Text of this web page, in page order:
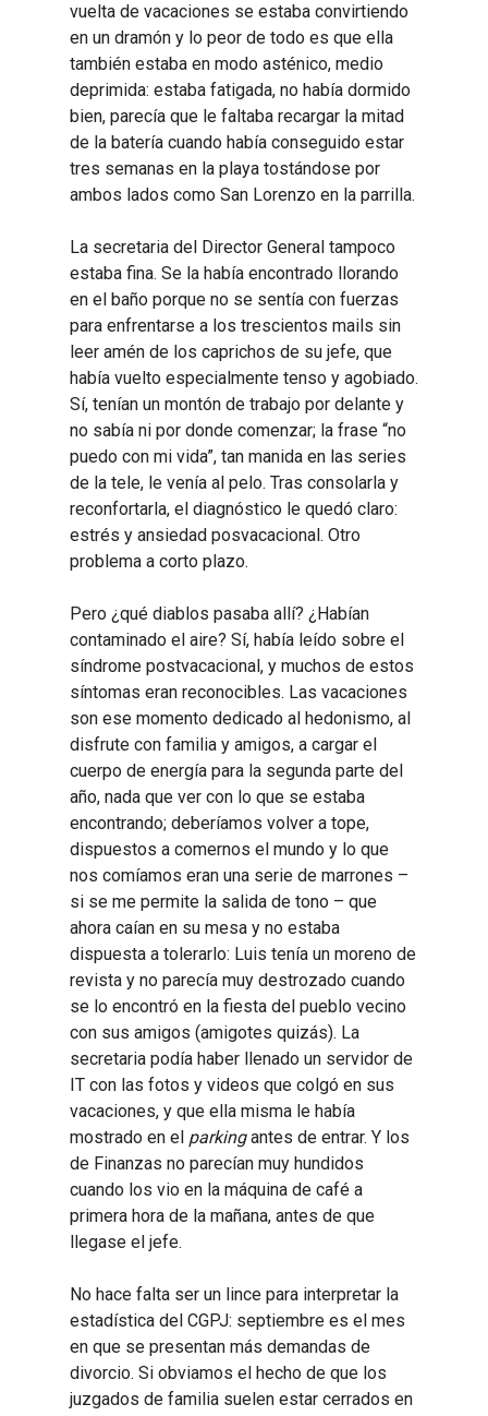
vuelta de vacaciones se estaba convirtiendo
en un dramón y lo peor de todo es que ella
también estaba en modo asténico, medio
deprimida: estaba fatigada, no había dormido
bien, parecía que le faltaba recargar la mitad
de la batería cuando había conseguido estar
tres semanas en la playa tostándose por
ambos lados como San Lorenzo en la parrilla.
La secretaria del Director General tampoco
estaba fina. Se la había encontrado llorando
en el baño porque no se sentía con fuerzas
para enfrentarse a los trescientos mails sin
leer amén de los caprichos de su jefe, que
había vuelto especialmente tenso y agobiado.
Sí, tenían un montón de trabajo por delante y
no sabía ni por donde comenzar; la frase “no
puedo con mi vida”, tan manida en las series
de la tele, le venía al pelo. Tras consolarla y
reconfortarla, el diagnóstico le quedó claro:
estrés y ansiedad posvacacional. Otro
problema a corto plazo.
Pero ¿qué diablos pasaba allí? ¿Habían
contaminado el aire? Sí, había leído sobre el
síndrome postvacacional, y muchos de estos
síntomas eran reconocibles. Las vacaciones
son ese momento dedicado al hedonismo, al
disfrute con familia y amigos, a cargar el
cuerpo de energía para la segunda parte del
año, nada que ver con lo que se estaba
encontrando; deberíamos volver a tope,
dispuestos a comernos el mundo y lo que
nos comíamos eran una serie de marrones –
si se me permite la salida de tono – que
ahora caían en su mesa y no estaba
dispuesta a tolerarlo: Luis tenía un moreno de
revista y no parecía muy destrozado cuando
se lo encontró en la fiesta del pueblo vecino
con sus amigos (amigotes quizás). La
secretaria podía haber llenado un servidor de
IT con las fotos y videos que colgó en sus
vacaciones, y que ella misma le había
mostrado en el parkingantes de entrar. Y los
de Finanzas no parecían muy hundidos
cuando los vio en la máquina de café a
primera hora de la mañana, antes de que
llegase el jefe.
No hace falta ser un lince para interpretar la
estadística del CGPJ: septiembre es el mes
en que se presentan más demandas de
divorcio. Si obviamos el hecho de que los
juzgados de familia suelen estar cerrados en